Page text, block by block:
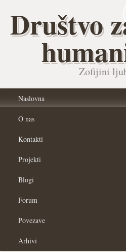
Društvo
Zofijini
Naslovna
O nas
Kontakti
Projekti
Blogi
Forum
Povezave
Arhivi